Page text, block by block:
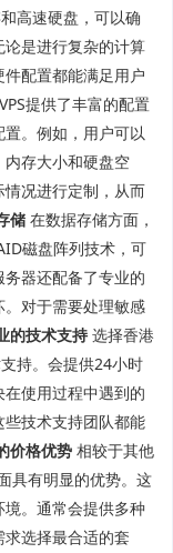
高速硬盘，可以确
是进行复杂的计算
配置都能满足用户
提供了丰富的配置
。例如，用户可以
存大小和硬盘空
况进行定制，从而
储 在数据存储方面，
磁盘阵列技术，可
器还配备了专业的
对于需要处理敏感
的技术支持 选择香港
持。会提供24小时
使用过程中遇到的
技术支持团队都能
价格优势 相较于其他
具有明显的优势。这
。通常会提供多种
选择最合适的套